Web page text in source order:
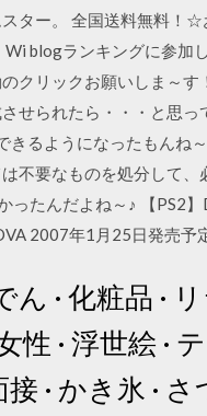
ター。 全国送料無料！
Wi blogランキングに参加
クリックお願いしま～す
せられたら・・・と思っ
きるようになったもんね
不要なものを処分して、
ったんだよね～♪ 【PS2】
2007年1月25日発売予
ん · 化粧品 ·
性 · 浮世絵 ·
接 · かき氷 ·